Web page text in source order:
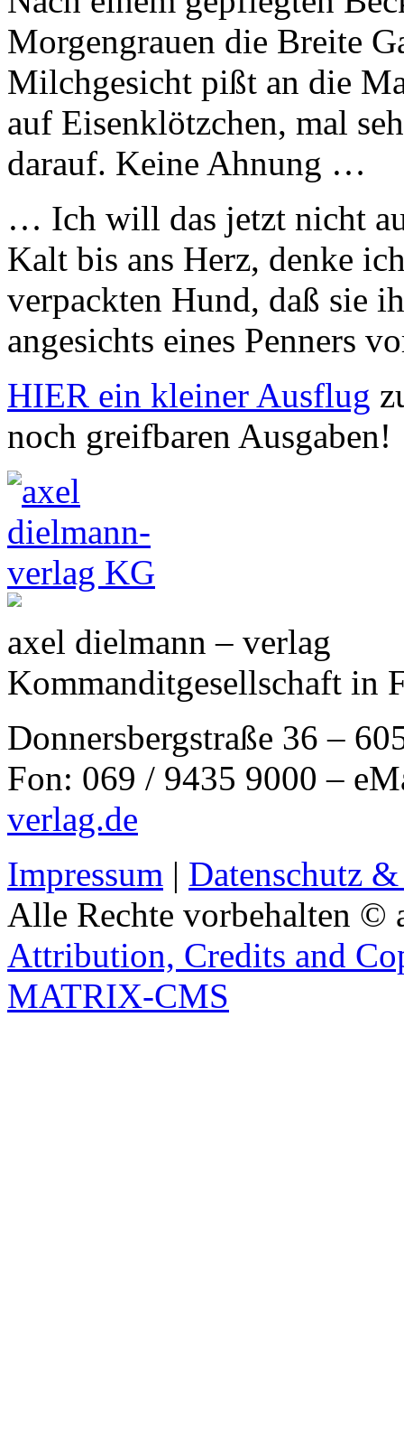
Morgengrauen die Breite
Milchgesicht pißt an die
auf Eisenklötzchen, mal
darauf. Keine Ahnung …
… Ich will das jetzt nicht
Kalt bis ans Herz, denke
verpackten Hund, daß sie
angesichts eines Penners
HIER ein kleiner Ausflug
noch greifbaren Ausgaben!
axel dielmann – verlag
Kommanditgesellschaft in
Donnersbergstraße 36 –
Fon: 069 / 9435 9000 –
verlag.de
Impressum | Datenschutz
Alle Rechte vorbehalten ©
Attribution, Credits and
MATRIX-CMS